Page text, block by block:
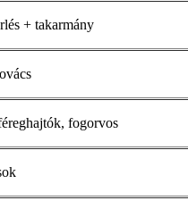
+ takarmány
fogorvos